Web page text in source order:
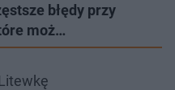
błędy przy
moż…